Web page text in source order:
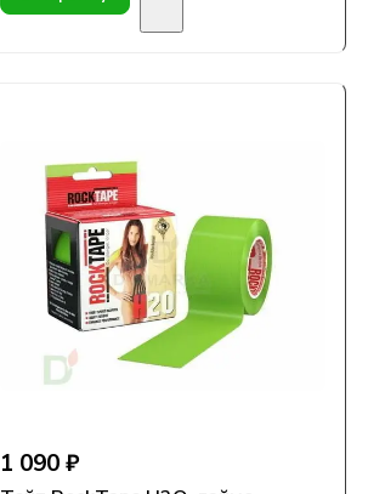
1 090 ₽